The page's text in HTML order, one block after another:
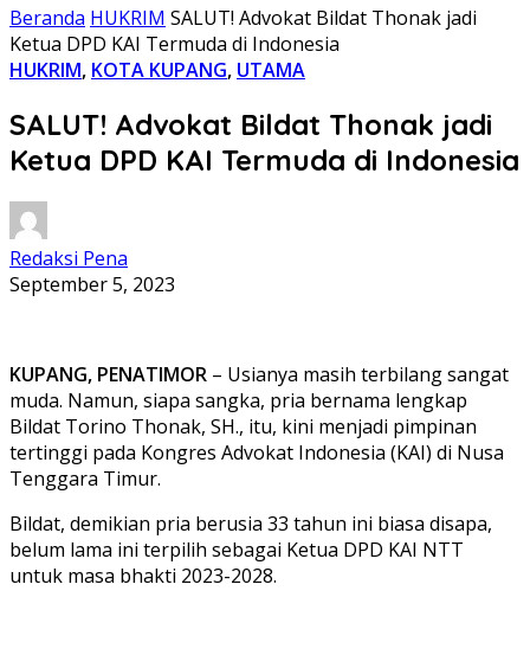
Beranda HUKRIM SALUT! Advokat Bildat Thonak jadi
Ketua DPD KAI Termuda di Indonesia
HUKRIM, KOTA KUPANG, UTAMA
SALUT! Advokat Bildat Thonak jadi
Ketua DPD KAI Termuda di Indonesia
Redaksi Pena
September 5, 2023
KUPANG, PENATIMOR – Usianya masih terbilang sangat
muda. Namun, siapa sangka, pria bernama lengkap
Bildat Torino Thonak, SH., itu, kini menjadi pimpinan
tertinggi pada Kongres Advokat Indonesia (KAI) di Nusa
Tenggara Timur.
Bildat, demikian pria berusia 33 tahun ini biasa disapa,
belum lama ini terpilih sebagai Ketua DPD KAI NTT
untuk masa bhakti 2023-2028.